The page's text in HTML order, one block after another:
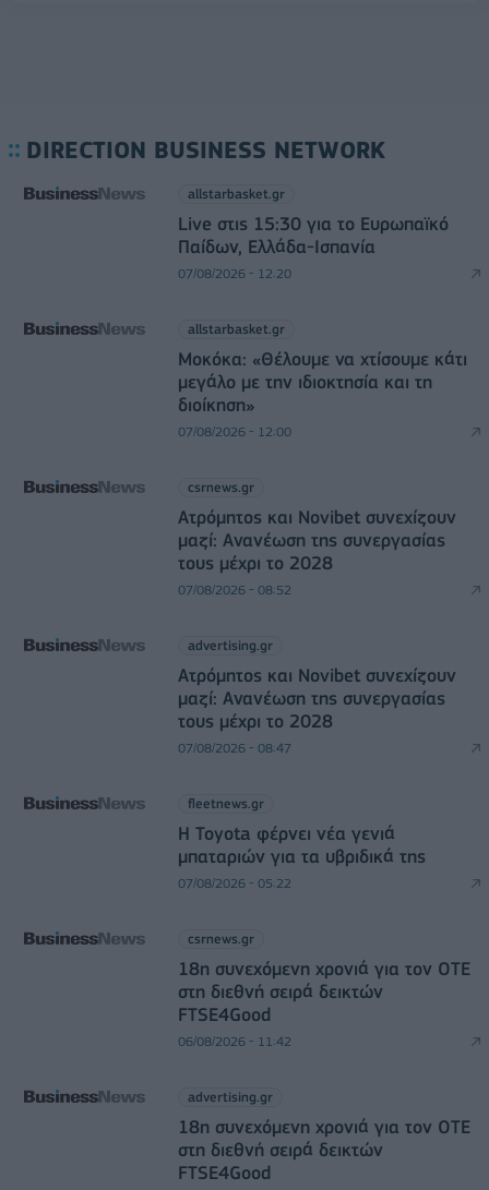
DIRECTION BUSINESS NETWORK
allstarbasket.gr
Live στις 15:30 για το Ευρωπαϊκό
Παίδων, Ελλάδα-Ισπανία
07/08/2026 - 12:20
allstarbasket.gr
Μοκόκα: «Θέλουμε να χτίσουμε κάτι
μεγάλο με την ιδιοκτησία και τη
διοίκηση»
07/08/2026 - 12:00
csrnews.gr
Ατρόμητος και Novibet συνεχίζουν
μαζί: Ανανέωση της συνεργασίας
τους μέχρι το 2028
07/08/2026 - 08:52
advertising.gr
Ατρόμητος και Novibet συνεχίζουν
μαζί: Ανανέωση της συνεργασίας
τους μέχρι το 2028
07/08/2026 - 08:47
fleetnews.gr
Η Toyota φέρνει νέα γενιά
μπαταριών για τα υβριδικά της
07/08/2026 - 05:22
csrnews.gr
18η συνεχόμενη χρονιά για τον ΟΤΕ
στη διεθνή σειρά δεικτών
FTSE4Good
06/08/2026 - 11:42
advertising.gr
18η συνεχόμενη χρονιά για τον ΟΤΕ
στη διεθνή σειρά δεικτών
FTSE4Good